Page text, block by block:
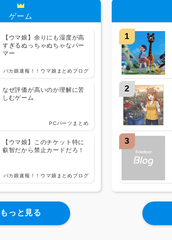
ゲーム
【ウマ娘】余りにも湿度が高
すぎるぬっちゃぬちゃなパー
マー
パカ娘速報！！ウマ娘まとめブログ
なぜ評価が高いのか理解に苦
しむゲーム
PCパーツまとめ
【ウマ娘】このチケット特に
叡智だから禁止カードだろ！
パカ娘速報！！ウマ娘まとめブログ
もっと見る
1
2
3